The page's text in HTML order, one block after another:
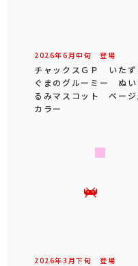
2026年6 月中旬 登場
チャックスＧＰ いたず
ぐまのグルーミー ぬい
るみマスコット ベージ
カラー
2026年3 月下旬 登場